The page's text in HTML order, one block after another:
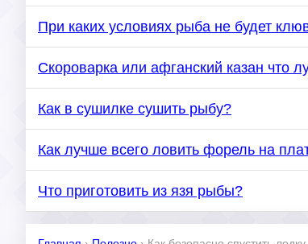
При каких условиях рыба не будет
Скороварка или афганский казан что
Как в сушилке сушить рыбу?
Как лучше всего ловить форель на
Что приготовить из язя рыбы?